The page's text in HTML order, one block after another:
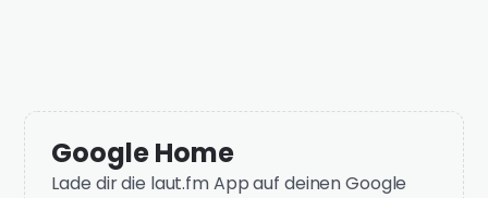
Google Home
Lade dir die laut.fm App auf deinen Google